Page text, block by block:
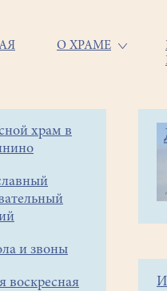
О ХРАМЕ
храм в
и звоны
воскресная